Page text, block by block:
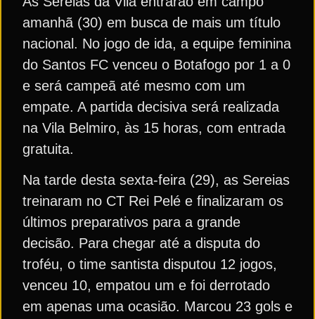
amanhã (30) em busca de mais um título
nacional. No jogo de ida, a equipe feminina
do Santos FC venceu o Botafogo por 1 a 0
e será campeã até mesmo com um
empate. A partida decisiva será realizada
na Vila Belmiro, às 15 horas, com entrada
gratuita.
Na tarde desta sexta-feira (29), as Sereias
treinaram no CT Rei Pelé e finalizaram os
últimos preparativos para a grande
decisão. Para chegar até a disputa do
troféu, o time santista disputou 12 jogos,
venceu 10, empatou um e foi derrotado
em apenas uma ocasião. Marcou 23 gols e